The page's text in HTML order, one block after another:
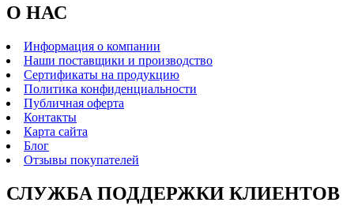
О НАС
Информация о компании
Наши поставщики и производство
Сертификаты на продукцию
Политика конфиденциальности
Публичная оферта
Контакты
Карта сайта
Блог
Отзывы покупателей
СЛУЖБА ПОДДЕРЖКИ КЛИЕНТОВ